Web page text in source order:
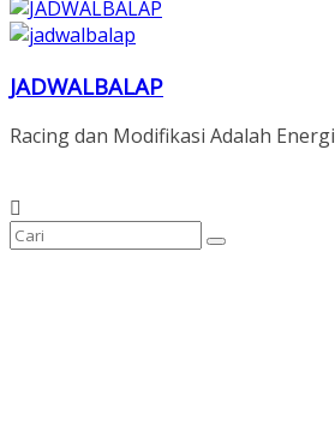
JADWALBALAP
Racing dan Modifikasi Adalah Energi